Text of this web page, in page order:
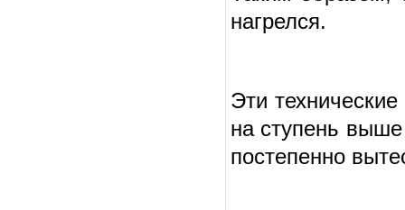
нагрелся.
Эти
на ступень
постепенно